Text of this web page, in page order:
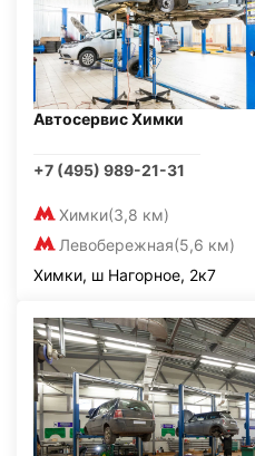
Автосервис Химки
+7 (495) 989-21-31
Химки(3,8 км)
Левобережная(5,6 км)
Химки, ш Нагорное, 2к7